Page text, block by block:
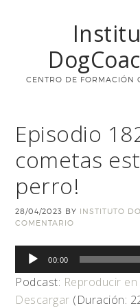
CENTRO DE FORMACIÓN
Episodio
cometas
perro!
28/04/2023 BY INSTITUTO
COMENTARIO
Reproductor
de
audio
00:00
Podcast: Reproducir
Descargar (Duración: